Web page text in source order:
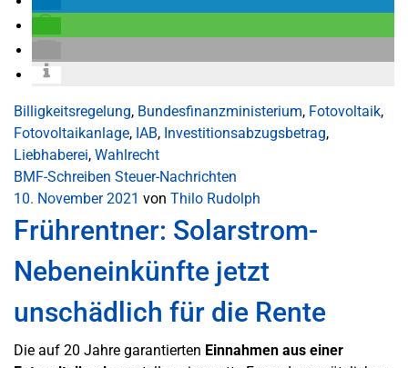
Billigkeitsregelung, Bundesfinanzministerium, Fotovoltaik,
Fotovoltaikanlage, IAB, Investitionsabzugsbetrag,
Liebhaberei, Wahlrecht
BMF-Schreiben Steuer-Nachrichten
10. November 2021 von Thilo Rudolph
Frührentner: Solarstrom-
Nebeneinkünfte jetzt
unschädlich für die Rente
Die auf 20 Jahre garantierten Einnahmen aus einer